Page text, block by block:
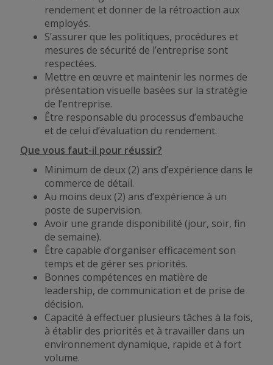
rendement et donner de la rétroaction aux
employés.
S’assurer que les politiques, procédures et
mesures de sécurité de l’entreprise sont
respectées.
Mettre en œuvre et maintenir les normes de
présentation visuelle basées sur la stratégie
de l’entreprise.
Être responsable du processus d’embauche
et de celui d’évaluation du rendement.
Que vous faut-il pour réussir?
Minimum de deux (2) ans d’expérience dans le
commerce de détail.
Au moins deux (2) ans d’expérience à un
poste de supervision.
Avoir une grande disponibilité (jour, soir, fin
de semaine).
Être capable d’organiser efficacement son
temps et de gérer ses priorités.
Bonnes compétences en matière de
leadership, de communication et de prise de
décision.
Capacité à effectuer plusieurs tâches à la fois,
à établir des priorités et à travailler dans un
environnement dynamique, rapide et à fort
volume.